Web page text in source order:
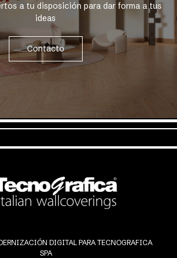
a tu disposición para dar forma a tus
ideas
Contacto
DIGITAL PARA TECNOGRAFICA
SPA